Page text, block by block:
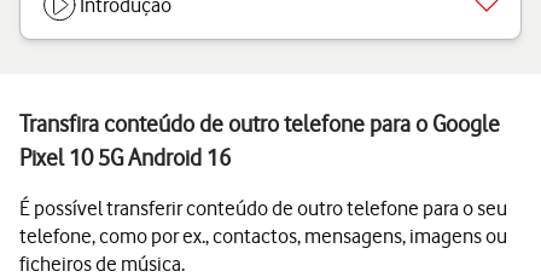
Introdução
Transfira conteúdo de outro telefone para o Google
Pixel 10 5G Android 16
É possível transferir conteúdo de outro telefone para o seu
telefone, como por ex., contactos, mensagens, imagens ou
ficheiros de música.